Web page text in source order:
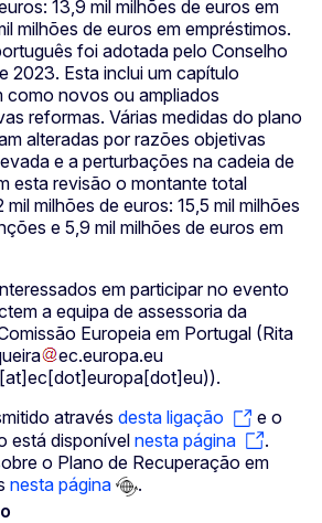
13,9 mil milhões de euros em
milhões de euros em empréstimos.
foi adotada pelo Conselho
2023. Esta inclui um capítulo
como novos ou ampliados
reformas. Várias medidas do plano
alteradas por razões objetivas
e a perturbações na cadeia de
esta revisão o montante total
milhões de euros: 15,5 mil milhões
e 5,9 mil milhões de euros em
em participar no evento
a equipa de assessoria da
Europeia em Portugal (Rita
ec.europa.eu
).
através desta ligação
e o
está disponível nesta página
.
o Plano de Recuperação em
nesta página
.